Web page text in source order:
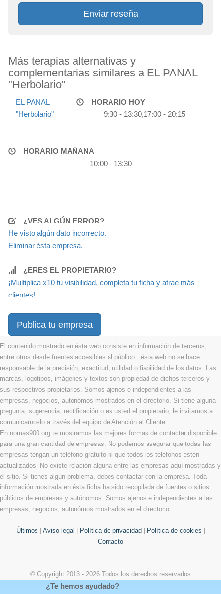
Enviar reseña
Más terapias alternativas y
complementarias similares a EL PANAL
"Herbolario"
EL PANAL
"Herbolario"
HORARIO HOY
9:30 - 13:30,17:00 - 20:15
HORARIO MAÑANA
10:00 - 13:30
¿VES ALGÚN ERROR?
He visto algún dato incorrecto.
Eliminar ésta empresa.
¿ERES EL PROPIETARIO?
¡Multiplica x10 tu visibilidad, completa tu ficha y atrae más
clientes!
Publica tu empresa
El contenido mostrado en ésta web consiste en información de terceros,
entre otros desde fuentes accesibles al público . ésta web no se hace
responsable de la precisión, exactitud, utilidad o fiabilidad de los datos. Las
marcas, logotipos, imágenes y textos son propiedad de dichos terceros y
sus respectivos propietarios. Somos ajenos e independientes a las
empresas, negocios, autonómos mostrados en el directorio. Si tiene alguna
pregunta, sugerencia, rectificación o es usted el propietario, le invitamos a
comunicarnoslo a través del equipo de Atención al Cliente
En nomas900.org te mostramos las mejores formas de contactar disponible
para una gran cantidad de empresas. No podemos asegurar que todas las
empresas tengan un teléfono gratuito ni que todos los teléfonos estén
actualizados. No existe relación alguna entre las empresas aquí mostradas y
el sitio. Si tienes algún problema, debes contactar con la empresa. Toda
información mostrada en ésta ficha ha sido recopilada de fuentes o sitios
públicos de empresas y autónomos. Somos ajenos e independientes a las
empresas, negocios, autonómos mostrados en el directorio.
Últimos | Aviso legal | Política de privacidad| Política de cookies |
Contacto
© Copyright 2013 - 2026 Todos los derechos reservados
¿Te hemos ayudado?